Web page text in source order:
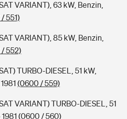
VARIANT), 63 kW, Benzin,
551)
VARIANT), 85 kW, Benzin,
552)
TURBO-DIESEL, 51 kW,
(0600 / 559)
VARIANT) TURBO-DIESEL, 51
(0600 / 560)